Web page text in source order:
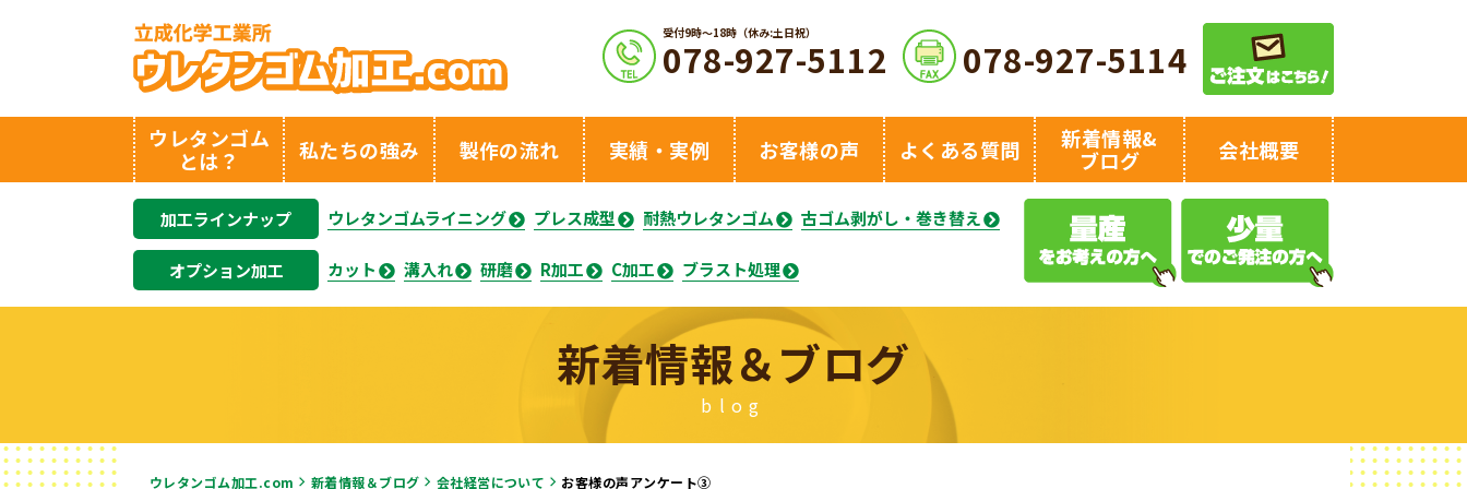
受付9時〜18時（休み:土日祝）
078-927-5112 078-927-5114
ウレタンゴム
とは？
私たちの強み 製作の流れ 実績・実例 お客様の声 よくある質問
新着情報&
ブログ
会社概要
加工ラインナップ ウレタンゴムライニング プレス成型 耐熱ウレタンゴム 古ゴム剥がし・巻き替え
オプション加工 カット 溝入れ 研磨 R加工 C加工 ブラスト処理
新着情報＆ブログ
blog
ウレタンゴム加工.com 新着情報＆ブログ 会社経営について お客様の声アンケート③